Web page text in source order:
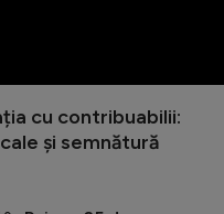
cu contribuabilii:
și semnătură